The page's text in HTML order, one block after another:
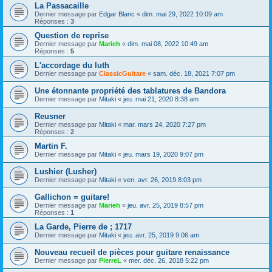
La Passacaille
Dernier message par Edgar Blanc « dim. mai 29, 2022 10:09 am
Réponses : 3
Question de reprise
Dernier message par Marieh « dim. mai 08, 2022 10:49 am
Réponses : 5
L'accordage du luth
Dernier message par ClassicGuitare « sam. déc. 18, 2021 7:07 pm
Une étonnante propriété des tablatures de Bandora
Dernier message par Mitaki « jeu. mai 21, 2020 8:38 am
Reusner
Dernier message par Mitaki « mar. mars 24, 2020 7:27 pm
Réponses : 2
Martin F.
Dernier message par Mitaki « jeu. mars 19, 2020 9:07 pm
Lushier (Lusher)
Dernier message par Mitaki « ven. avr. 26, 2019 8:03 pm
Gallichon = guitare!
Dernier message par Marieh « jeu. avr. 25, 2019 8:57 pm
Réponses : 1
La Garde, Pierre de ; 1717
Dernier message par Mitaki « jeu. avr. 25, 2019 9:06 am
Nouveau recueil de pièces pour guitare renaissance
Dernier message par PierreL « mer. déc. 26, 2018 5:22 pm